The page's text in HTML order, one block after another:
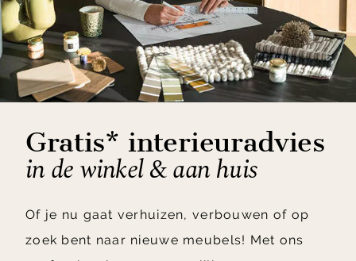
Gratis* interieuradvies
in de winkel & aan huis
Of je nu gaat verhuizen, verbouwen of op
zoek bent naar nieuwe meubels! Met ons